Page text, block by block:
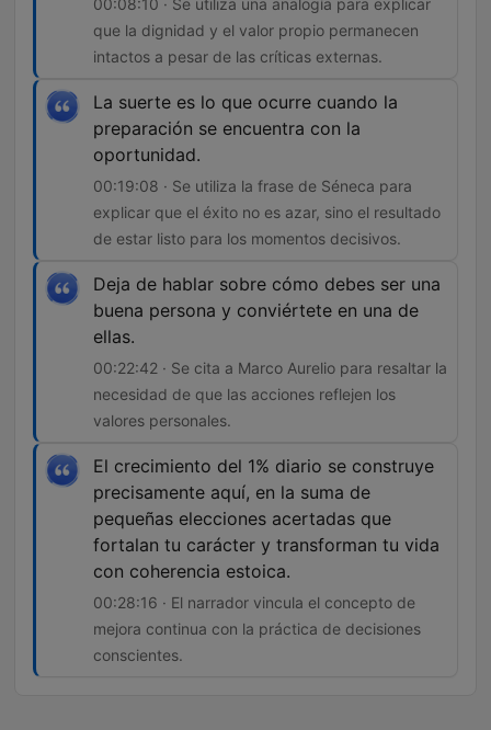
00:08:10 · Se utiliza una analogía para explicar
que la dignidad y el valor propio permanecen
intactos a pesar de las críticas externas.
La suerte es lo que ocurre cuando la
preparación se encuentra con la
oportunidad.
00:19:08 · Se utiliza la frase de Séneca para
explicar que el éxito no es azar, sino el resultado
de estar listo para los momentos decisivos.
Deja de hablar sobre cómo debes ser una
buena persona y conviértete en una de
ellas.
00:22:42 · Se cita a Marco Aurelio para resaltar la
necesidad de que las acciones reflejen los
valores personales.
El crecimiento del 1% diario se construye
precisamente aquí, en la suma de
pequeñas elecciones acertadas que
fortalan tu carácter y transforman tu vida
con coherencia estoica.
00:28:16 · El narrador vincula el concepto de
mejora continua con la práctica de decisiones
conscientes.